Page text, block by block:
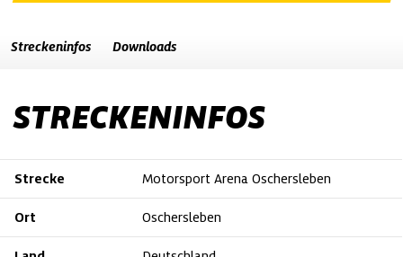
Streckeninfos Downloads
STRECKENINFOS
Strecke Motorsport Arena Oschersleben
Ort Oschersleben